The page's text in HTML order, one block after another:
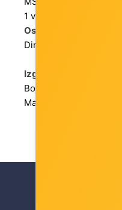
Osnovne
Dimenzije: 15,6
Izgled:
Boja: Crna